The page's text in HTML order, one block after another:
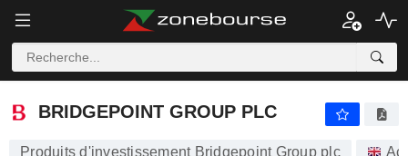
BRIDGEPOINT GROUP PLC
BRIDGEPOINT GROUP PLC
Produits d'investissement Bridgepoint Group plc